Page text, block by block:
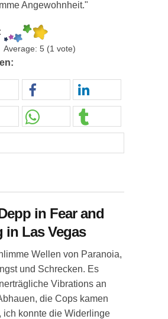
Angewohnheit."
Average: 5 (1 vote)
in Fear and
in Las Vegas
Wellen von Paranoia,
und Schrecken. Es
Vibrations an
die Cops kamen
ich konnte die Widerlinge